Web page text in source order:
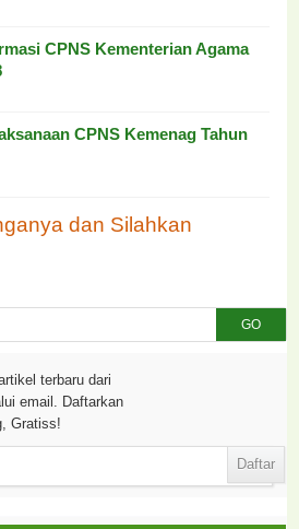
CPNS Kementerian Agama
CPNS Kemenag Tahun
dan Silahkan
GO
terbaru dari
email. Daftarkan
Gratiss!